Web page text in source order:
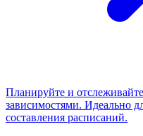
Планируйте и
зависимостями. Идеально
составления расписаний.